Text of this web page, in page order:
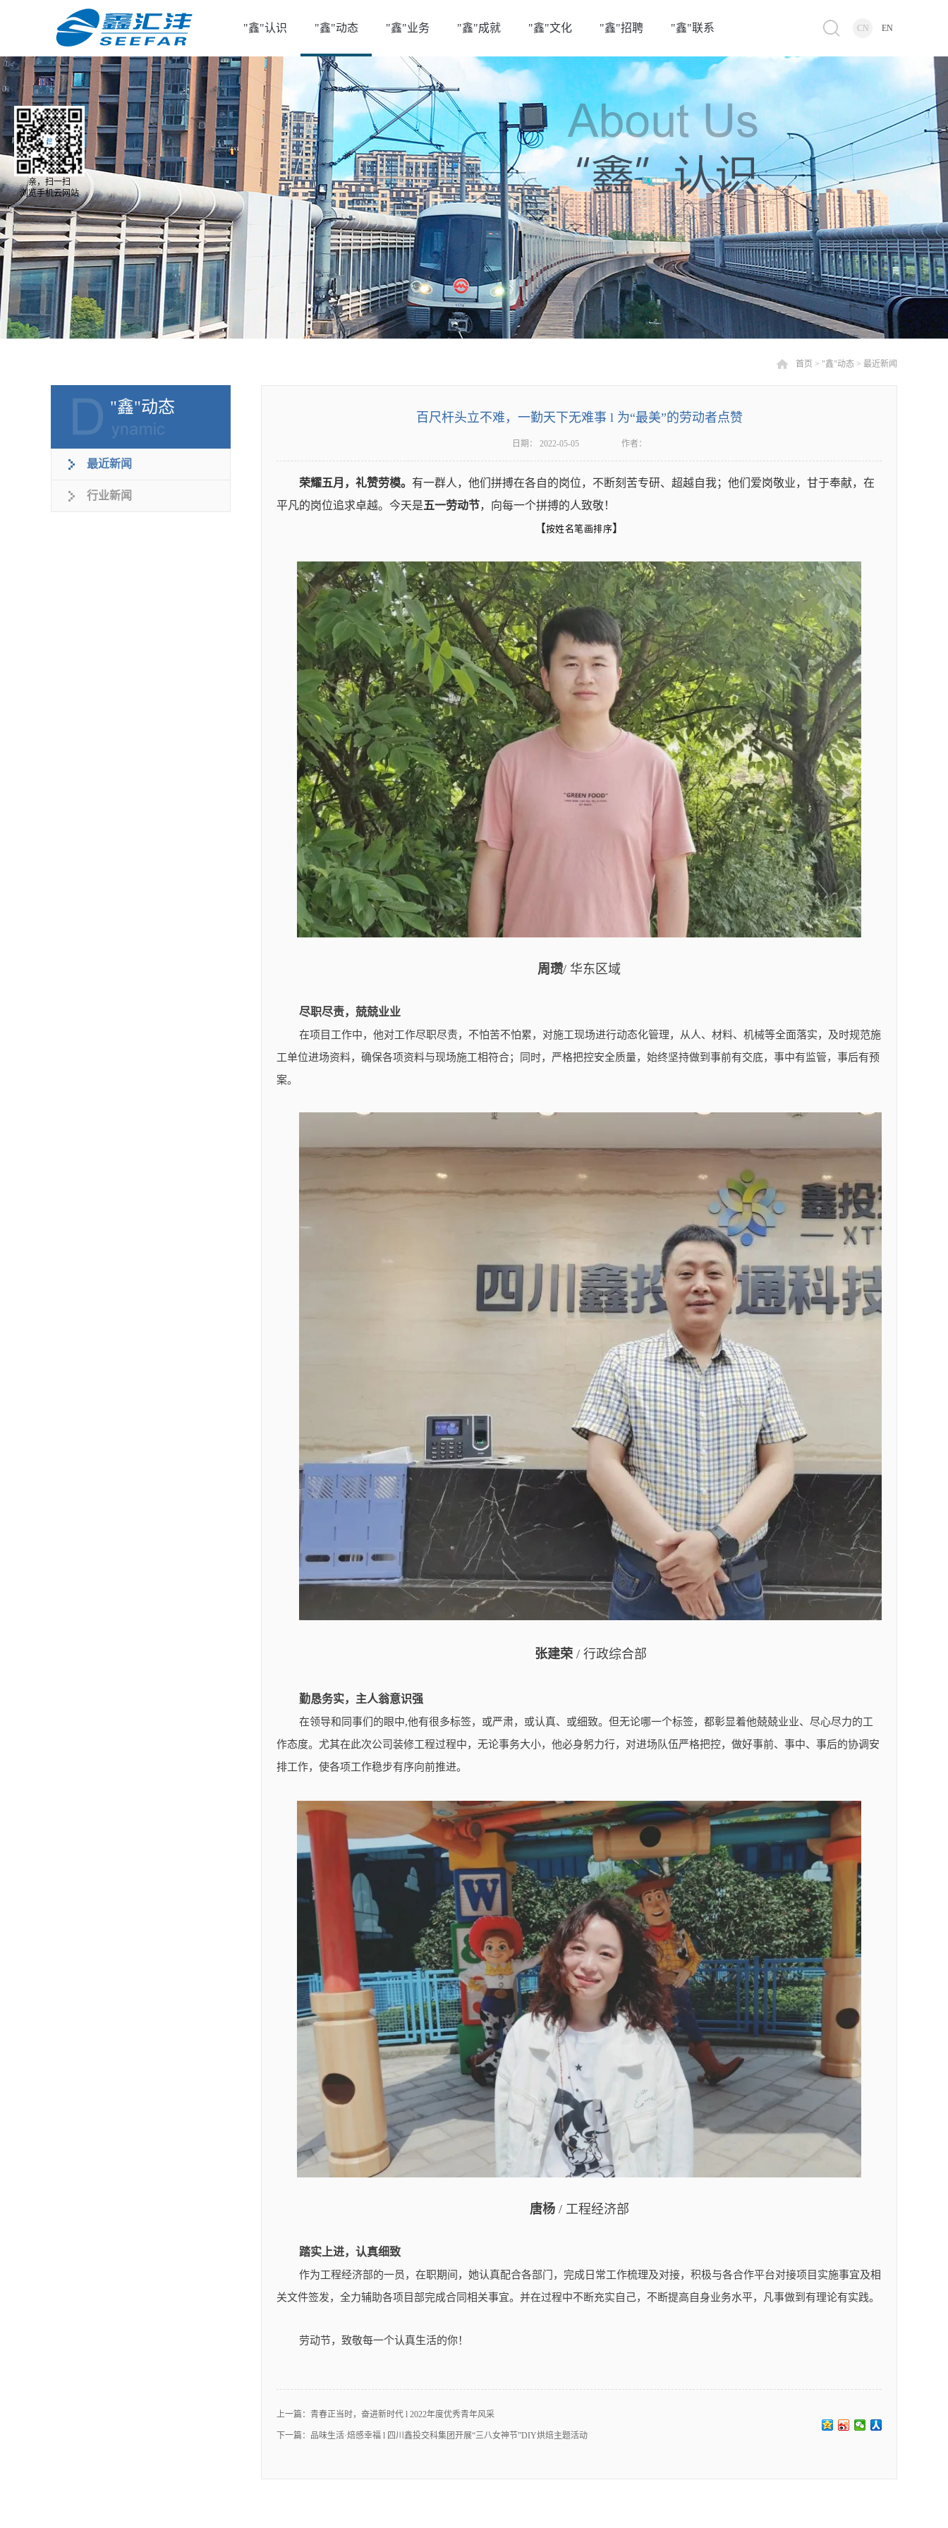
"鑫"认识 "鑫"动态 "鑫"业务 "鑫"成就 "鑫"文化 "鑫"招聘 "鑫"联系 CN EN
首页 > "鑫"动态 > 最近新闻
"鑫"动态
最近新闻
行业新闻
百尺杆头立不难，一勤天下无难事 l 为“最美”的劳动者点赞
日期： 2022-05-05 作者：
荣耀五月，礼赞劳模。 有一群人， 他们拼搏在各自的岗位，不断刻苦专研、超越自我；他们爱岗敬业，甘于奉献，在
平凡的岗位追求卓越。今天是五一劳动节，向每一个拼搏的人致敬！
【按姓名笔画排序】
周瓒/ 华东区域
尽职尽责，兢兢业业
在项目工作中，他对工作尽职尽责，不怕苦不怕累，对施工现场进行动态化管理，从人、材料、机械等全面落实，及时规范施
工单位进场资料，确保各项资料与现场施工相符合；同时，严格把控安全质量，始终坚持做到事前有交底，事中有监管，事后有预
案。
张建荣 / 行政综合部
勤恳务实，主人翁意识强
在领导和同事们的眼中,他有很多标签，或严肃，或认真、或细致。但无论哪一个标签，都彰显着他兢兢业业、尽心尽力的工
作态度。尤其在此次公司装修工程过程中，无论事务大小，他必身躬力行，对进场队伍严格把控，做好事前、事中、事后的协调安
排工作，使各项工作稳步有序向前推进。
唐杨/ 工程经济部
踏实上进，认真细致
作为工程经济部的一员，在职期间，她认真配合各部门，完成日常工作梳理及对接，积极与各合作平台对接项目实施事宜及相
关文件签发，全力辅助各项目部完成合同相关事宜。并在过程中不断充实自己，不断提高自身业务水平，凡事做到有理论有实践。
劳动节，致敬每一个认真生活的你！
上一篇： 青春正当时，奋进新时代 l 2022年度优秀青年风采
下一篇： 品味生活·焙感幸福 l 四川鑫投交科集团开展“三八女神节”DIY烘焙主题活动
亲，扫一扫
浏览手机云网站